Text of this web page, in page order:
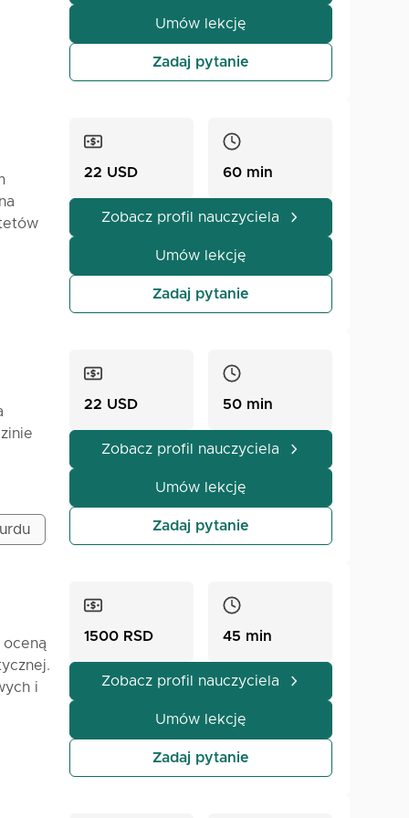
o
Umów lekcję
Zadaj pytanie
w
z
aby
22 USD 60 min
Zobacz profil nauczyciela
Umów lekcję
Zadaj pytanie
na
do
22 USD 50 min
Zobacz profil nauczyciela
Umów lekcję
Zadaj pytanie
i
1500 RSD 45 min
Zobacz profil nauczyciela
Umów lekcję
Zadaj pytanie